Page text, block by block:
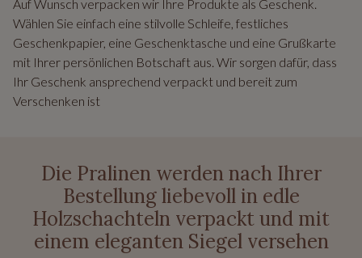
Auf Wunsch verpacken wir Ihre Produkte als Geschenk.
Wählen Sie einfach eine stilvolle Schleife, festliches
Geschenkpapier, eine Geschenktasche und eine Grußkarte
mit Ihrer persönlichen Botschaft aus. Wir sorgen dafür, dass
Ihr Geschenk ansprechend verpackt und bereit zum
Verschenken ist
Die Pralinen werden nach Ihrer
Bestellung liebevoll in edle
Holzschachteln verpackt und mit
einem eleganten Siegel versehen